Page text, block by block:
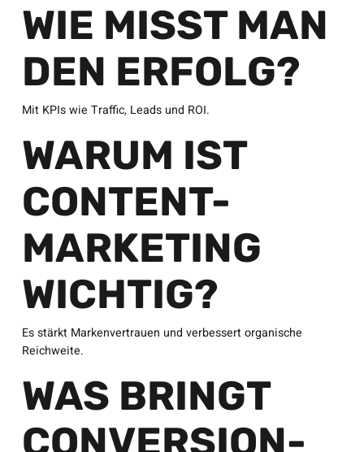
WIE MISST MAN
DEN ERFOLG?
Mit KPIs wie Traffic, Leads und ROI.
WARUM IST
CONTENT-
MARKETING
WICHTIG?
Es stärkt Markenvertrauen und verbessert organische
Reichweite.
WAS BRINGT
CONVERSION-